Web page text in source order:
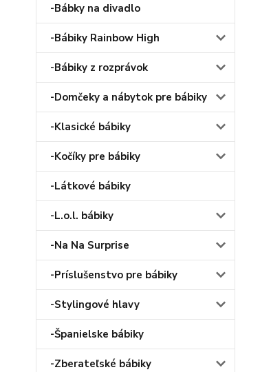
-Bábky na divadlo
-Bábiky Rainbow High
-Bábiky z rozprávok
-Domčeky a nábytok pre bábiky
-Klasické bábiky
-Kočíky pre bábiky
-Látkové bábiky
-L.o.l. bábiky
-Na Na Surprise
-Príslušenstvo pre bábiky
-Stylingové hlavy
-Španielske bábiky
-Zberateľské bábiky